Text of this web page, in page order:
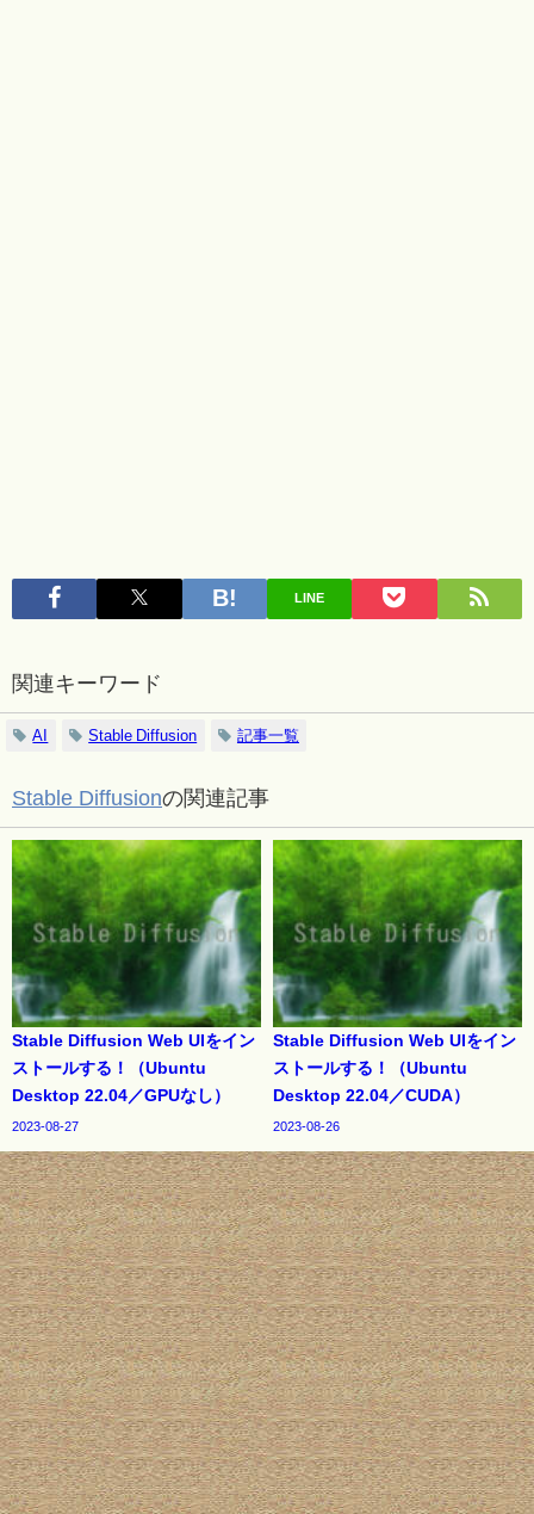
LINE
関連キーワード
AI Stable Diffusion 記事一覧
Stable Diffusionの関連記事
Stable Diffusion Web UIをイン
ストールする！（Ubuntu
Desktop 22.04／GPUなし）
2023-08-27
Stable Diffusion Web UIをイン
ストールする！（Ubuntu
Desktop 22.04／CUDA）
2023-08-26